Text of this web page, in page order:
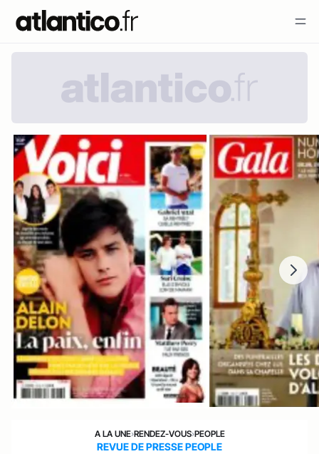
A LA UNE›RENDEZ-VOUS›PEOPLE
REVUE DE PRESSE PEOPLE